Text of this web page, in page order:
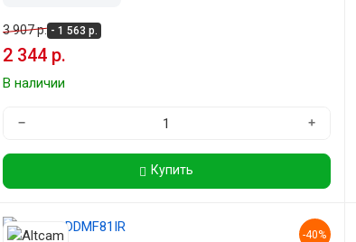
3 907 р. - 1 563 р.
2 344 р.
В наличии
− +
Купить
-40%